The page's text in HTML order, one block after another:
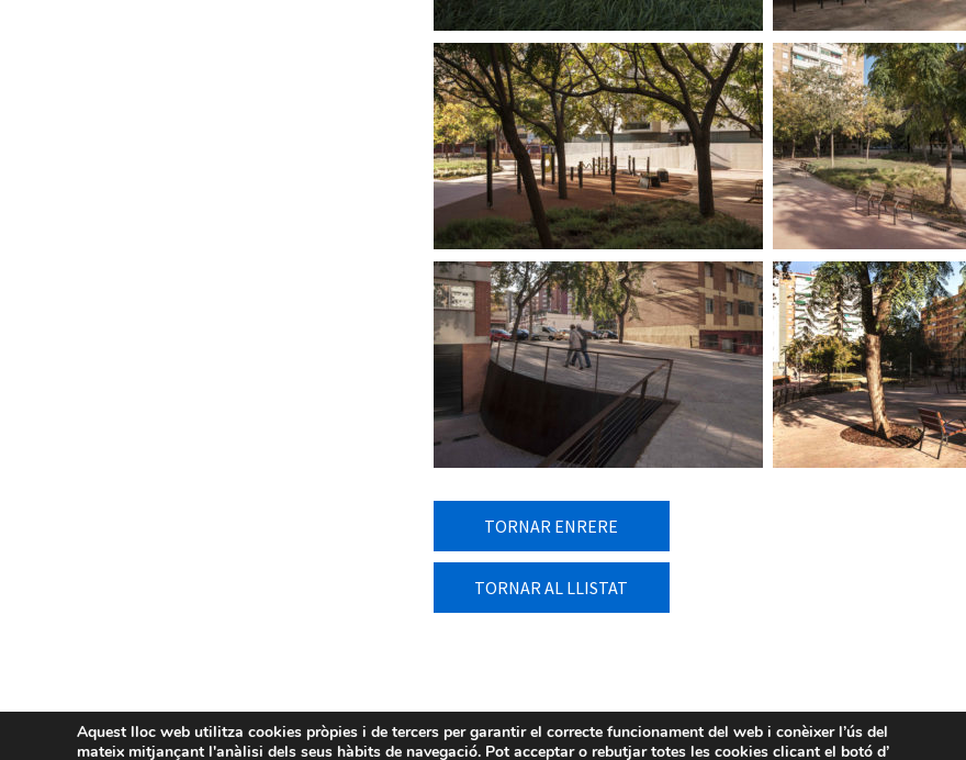
TORNAR ENRERE
TORNAR AL LLISTAT
Aquest lloc web utilitza cookies pròpies i de tercers per garantir el correcte funcionament del web i conèixer l’ús del
mateix mitjançant l'anàlisi dels seus hàbits de navegació. Pot acceptar o rebutjar totes les cookies clicant el botó d’